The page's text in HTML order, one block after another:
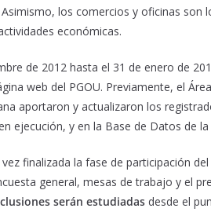
Asimismo, los comercios y oficinas son
económicas.
de 2012 hasta el 31 de enero de
web del PGOU. Previamente, el
aportaron y actualizaron los
ejecución, y en la Base de Datos de la
finalizada la fase de participación
general, mesas de trabajo y el
serán estudiadas desde el